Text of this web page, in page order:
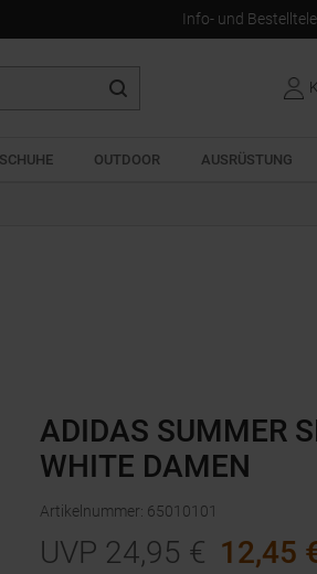
Info- und
SCHUHE OUTDOOR AUSRÜSTUNG
ADIDAS SUMMER
WHITE DAMEN
Artikelnummer: 65010101
UVP 24,95 € 12,45